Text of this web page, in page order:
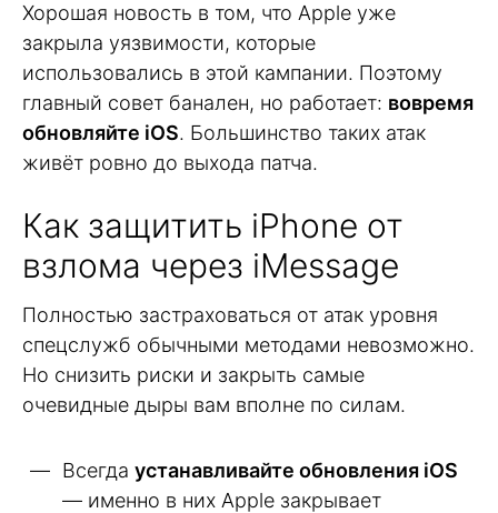
Хорошая новость в том, что Apple уже
закрыла уязвимости, которые
использовались в этой кампании. Поэтому
главный совет банален, но работает: вовремя
обновляйте iOS. Большинство таких атак
живёт ровно до выхода патча.
Как защитить iPhone от
взлома через iMessage
Полностью застраховаться от атак уровня
спецслужб обычными методами невозможно.
Но снизить риски и закрыть самые
очевидные дыры вам вполне по силам.
Всегда устанавливайте обновления iOS
— именно в них Apple закрывает